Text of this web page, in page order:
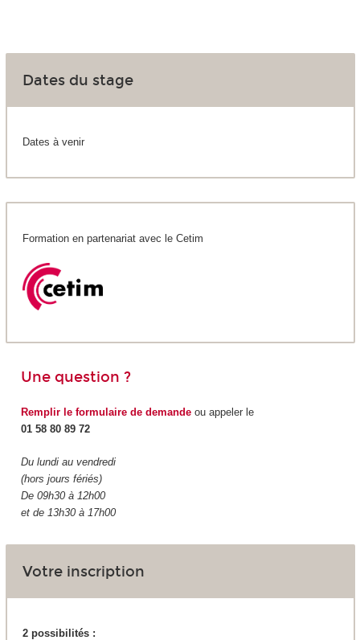
Dates du stage
Dates à venir
Formation en partenariat avec le Cetim
Une question ?
Remplir le formulaire de demandeou appeler le
01 58 80 89 72
Du lundi au vendredi
(hors jours fériés)
De 09h30 à 12h00
et de 13h30 à 17h00
Votre inscription
2 possibilités :